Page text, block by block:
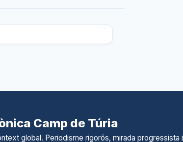
Camp de Túria
global. Periodisme rigorós, mirada progressista i